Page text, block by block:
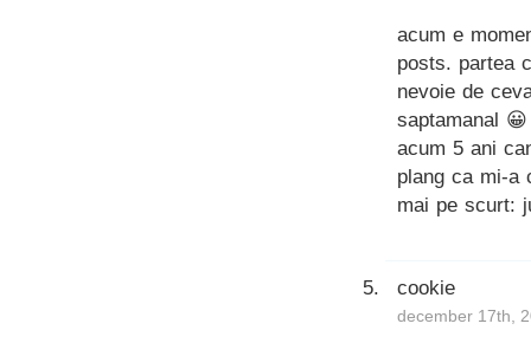
acum e
posts. partea
nevoie de
saptamanal
acum 5 ani
plang ca mi-a
mai pe scurt:
cookie
december 17th,